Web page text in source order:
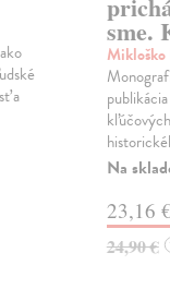
a
sme.
Mikloško
Na
23,16
24,90 €